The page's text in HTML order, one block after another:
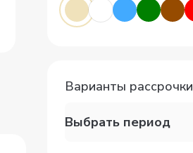
Варианты рассрочки
Выбрать период